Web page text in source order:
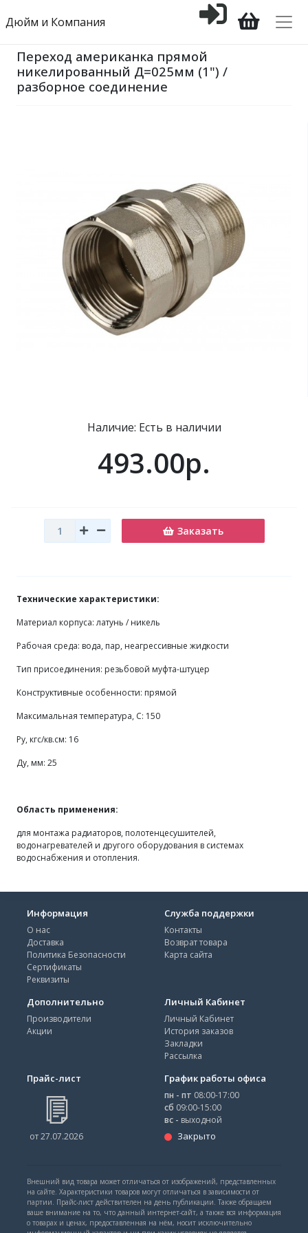
Дюйм и Компания
Переход американка прямой
никелированный Д=025мм (1") /
разборное соединение
Наличие: Есть в наличии
493.00р.
Заказать
Технические характеристики:
Материал корпуса: латунь / никель
Рабочая среда: вода, пар, неагрессивные жидкости
Тип присоединения: резьбовой муфта-штуцер
Конструктивные особенности: прямой
Максимальная температура, С: 150
Ру, кгс/кв.см: 16
Ду, мм: 25
Область применения:
для монтажа радиаторов, полотенцесушителей,
водонагревателей и другого оборудования в системах
водоснабжения и отопления.
Информация
О нас
Доставка
Политика Безопасности
Сертификаты
Реквизиты
Служба поддержки
Контакты
Возврат товара
Карта сайта
Дополнительно
Производители
Акции
Личный Кабинет
Личный Кабинет
История заказов
Закладки
Рассылка
Прайс-лист
от 27.07.2026
График работы офиса
пн - пт 08:00-17:00
сб 09:00-15:00
вс - выходной
Закрыто
Внешний вид товара может отличаться от изображений, представленных
на сайте. Характеристики товаров могут отличаться в зависимости от
партии. Прайс-лист действителен на день публикации. Также обращаем
ваше внимание на то, что данный интернет-сайт, а также вся информация
о товарах и ценах, предоставленная на нём, носит исключительно